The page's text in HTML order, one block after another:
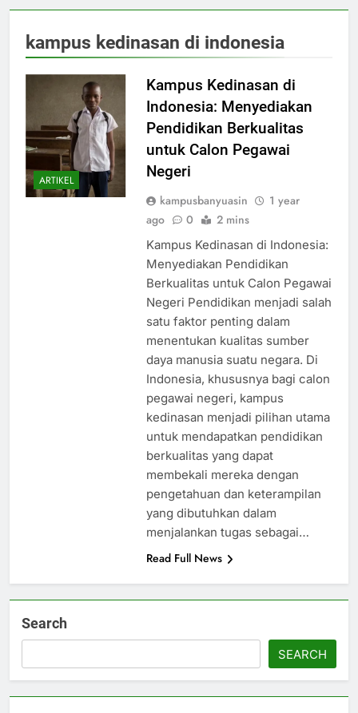
kampus kedinasan di indonesia
ARTIKEL
Kampus Kedinasan di
Indonesia: Menyediakan
Pendidikan Berkualitas
untuk Calon Pegawai
Negeri
kampusbanyuasin
1 year
ago
0 2 mins
Kampus Kedinasan di Indonesia:
Menyediakan Pendidikan
Berkualitas untuk Calon Pegawai
Negeri Pendidikan menjadi salah
satu faktor penting dalam
menentukan kualitas sumber
daya manusia suatu negara. Di
Indonesia, khususnya bagi calon
pegawai negeri, kampus
kedinasan menjadi pilihan utama
untuk mendapatkan pendidikan
berkualitas yang dapat
membekali mereka dengan
pengetahuan dan keterampilan
yang dibutuhkan dalam
menjalankan tugas sebagai…
Read Full News
Search
SEARCH